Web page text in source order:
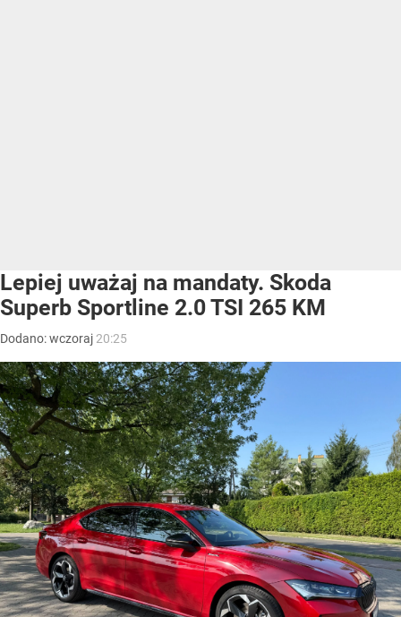
Lepiej uważaj na mandaty. Skoda
Superb Sportline 2.0 TSI 265 KM
Dodano:wczoraj 20:25